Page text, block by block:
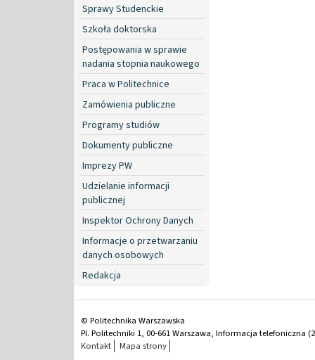
Sprawy Studenckie
Szkoła doktorska
Postępowania w sprawie
nadania stopnia naukowego
Praca w Politechnice
Zamówienia publiczne
Programy studiów
Dokumenty publiczne
Imprezy PW
Udzielanie informacji
publicznej
Inspektor Ochrony Danych
Informacje o przetwarzaniu
danych osobowych
Redakcja
© Politechnika Warszawska
Pl. Politechniki 1, 00-661 Warszawa, Informacja telefoniczna
Kontakt
Mapa strony